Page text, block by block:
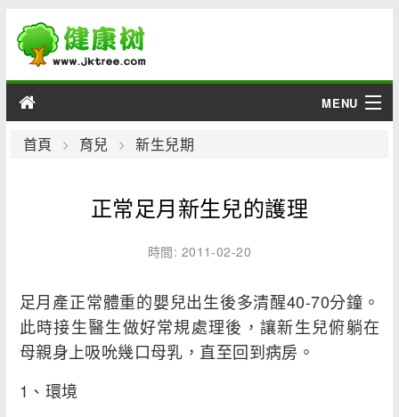
MENU
男性
綜合
疾病
首頁 育兒 新生兒期
正常足月新生兒的護理
時間: 2011-02-20
足月產正常體重的嬰兒出生後多清醒40-70分鐘。
此時接生醫生做好常規處理後，讓新生兒俯躺在
母親身上吸吮幾口母乳，直至回到病房。
1、環境